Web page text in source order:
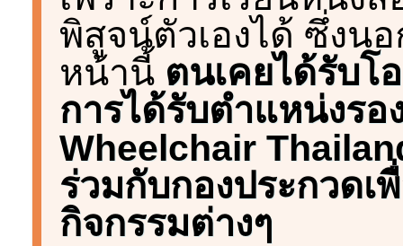
พิสูจน์ตัวเองได้ ซึ่งน
หน้านี้ ตนเคยได้รับโ
การได้รับตำแหน่งรอ
Wheelchair
ร่วมกับกองประกวดเ
กิจกรรมต่างๆ